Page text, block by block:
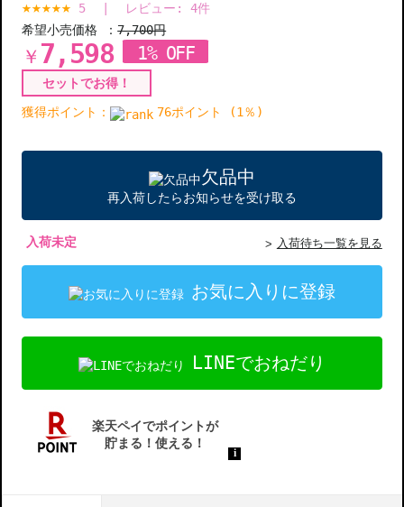
5 レビュー: 4件
希望小売価格 ：7,700円
￥ 7,598 1% OFF
セットでお得！
獲得ポイント：
76ポイント (1％)
欠品中
再入荷したらお知らせを受け取る
入荷未定 入荷待ち一覧を見る
お気に入りに登録
LINEでおねだり